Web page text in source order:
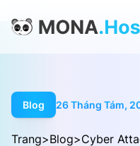
Blog 26 Tháng Tám,
Trang>Blog>Cyber